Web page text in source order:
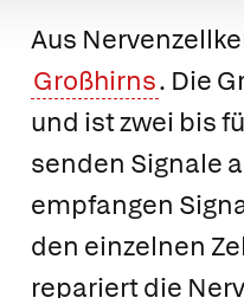
Aus
Großhirns. Die
und ist zwei bis
senden Signale
empfangen
den einzelnen
repariert die